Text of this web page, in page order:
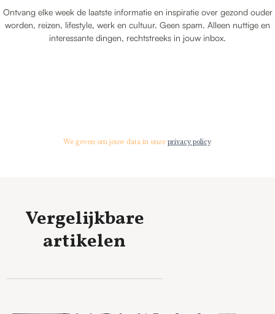
Ontvang elke week de laatste informatie en inspiratie over gezond ouder
worden, reizen, lifestyle, werk en cultuur. Geen spam. Alleen nuttige en
interessante dingen, rechtstreeks in jouw inbox.
We geven om jouw data in onze privacy policy.
Vergelijkbare
artikelen